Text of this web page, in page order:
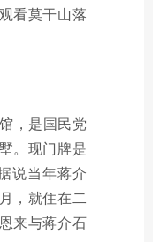
看莫干山落
，是国民党
。现门牌是
说当年蒋介
，就住在二
来与蒋介石